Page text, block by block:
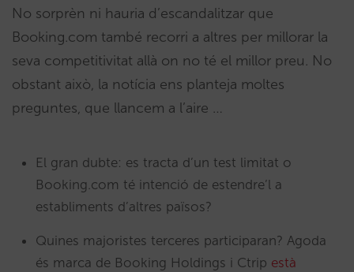
No sorprèn ni hauria d’escandalitzar que
Booking.com també recorri a altres per millorar la
seva competitivitat allà on no té el millor preu. No
obstant això, la notícia ens planteja moltes
preguntes, que llancem a l’aire …
El gran dubte: es tracta d’un test limitat o
Booking.com té intenció de estendre’l a
establiments d’altres països?
Quines majoristes terceres participaran? Agoda
és marca de Booking Holdings i Ctrip està